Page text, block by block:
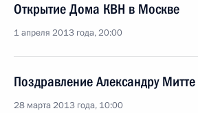
Открытие Дома КВН в Москве
1 апреля 2013 года, 20:00
Поздравление Александру
28 марта 2013 года, 10:00